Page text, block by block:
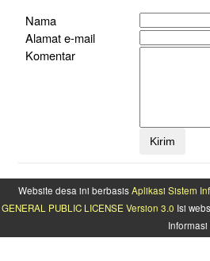
Nama
Alamat e-mail
Komentar
Website desa ini berbasisAplikasi Sistem
GENERAL PUBLIC LICENSE Version 3.0 Isi